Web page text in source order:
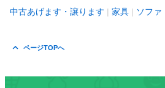
中古あげます・譲ります 家具 ソファ
ページTOPへ